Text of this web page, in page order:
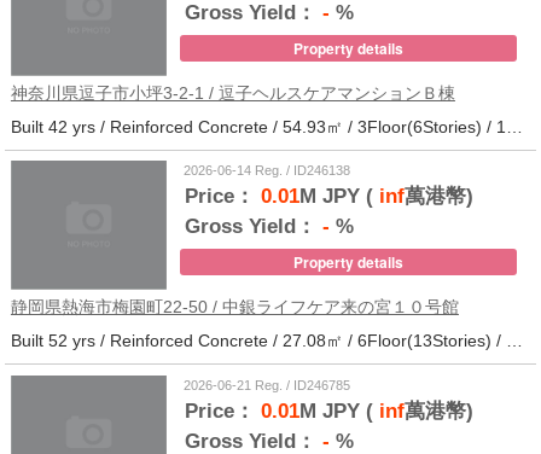
Gross Yield： - %
Property details
神奈川県逗子市小坪3-2-1 / 逗子ヘルスケアマンションＢ棟
2026-06-14 Reg. / ID246138
Price： 0.01M JPY (inf萬港幣)
Gross Yield： - %
Property details
静岡県熱海市梅園町22-50 / 中銀ライフケア来の宮１０号館
2026-06-21 Reg. / ID246785
Price： 0.01M JPY (inf萬港幣)
Gross Yield： - %